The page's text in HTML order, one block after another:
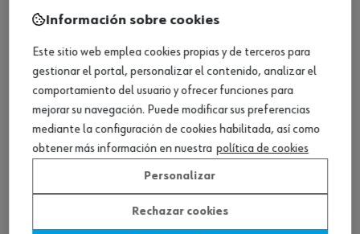
Información sobre cookies
Este sitio web emplea cookies propias y de terceros para
gestionar el portal, personalizar el contenido, analizar el
comportamiento del usuario y ofrecer funciones para
mejorar su navegación. Puede modificar sus preferencias
mediante la configuración de cookies habilitada, así como
obtener más información en nuestra política de cookies
Personalizar
Rechazar cookies